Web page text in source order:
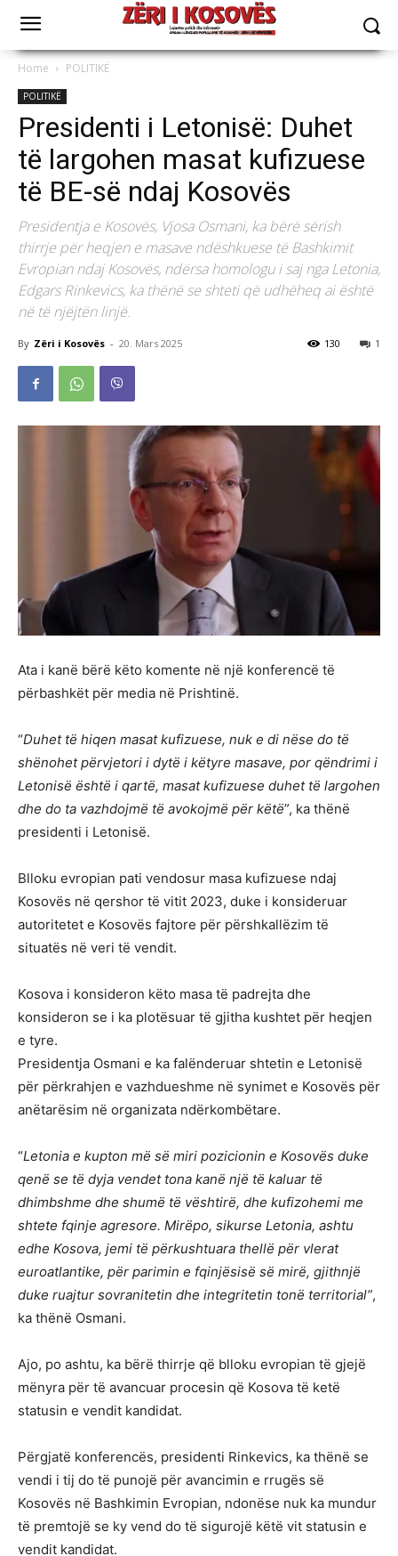
Home POLITIKË
POLITIKË
Presidenti i Letonisë: Duhet
të largohen masat kufizuese
të BE-së ndaj Kosovës
Presidentja e Kosovës, Vjosa Osmani, ka bërë sërish
thirrje për heqjen e masave ndëshkuese të Bashkimit
Evropian ndaj Kosovës, ndërsa homologu i saj nga Letonia,
Edgars Rinkevics, ka thënë se shteti që udhëheq ai është
në të njëjtën linjë.
By Zëri i Kosovës - 20. Mars 2025 1
130
Ata i kanë bërë këto komente në një konferencë të
përbashkët për media në Prishtinë.
“Duhet të hiqen masat kufizuese, nuk e di nëse do të
shënohet përvjetori i dytë i këtyre masave, por qëndrimi i
Letonisë është i qartë, masat kufizuese duhet të largohen
dhe do ta vazhdojmë të avokojmë për këtë”, ka thënë
presidenti i Letonisë.
Blloku evropian pati vendosur masa kufizuese ndaj
Kosovës në qershor të vitit 2023, duke i konsideruar
autoritetet e Kosovës fajtore për përshkallëzim të
situatës në veri të vendit.
Kosova i konsideron këto masa të padrejta dhe
konsideron se i ka plotësuar të gjitha kushtet për heqjen
e tyre.
Presidentja Osmani e ka falënderuar shtetin e Letonisë
për përkrahjen e vazhdueshme në synimet e Kosovës për
anëtarësim në organizata ndërkombëtare.
“Letonia e kupton më së miri pozicionin e Kosovës duke
qenë se të dyja vendet tona kanë një të kaluar të
dhimbshme dhe shumë të vështirë, dhe kufizohemi me
shtete fqinje agresore. Mirëpo, sikurse Letonia, ashtu
edhe Kosova, jemi të përkushtuara thellë për vlerat
euroatlantike, për parimin e fqinjësisë së mirë, gjithnjë
duke ruajtur sovranitetin dhe integritetin tonë territorial”,
ka thënë Osmani.
Ajo, po ashtu, ka bërë thirrje që blloku evropian të gjejë
mënyra për të avancuar procesin që Kosova të ketë
statusin e vendit kandidat.
Përgjatë konferencës, presidenti Rinkevics, ka thënë se
vendi i tij do të punojë për avancimin e rrugës së
Kosovës në Bashkimin Evropian, ndonëse nuk ka mundur
të premtojë se ky vend do të sigurojë këtë vit statusin e
vendit kandidat.